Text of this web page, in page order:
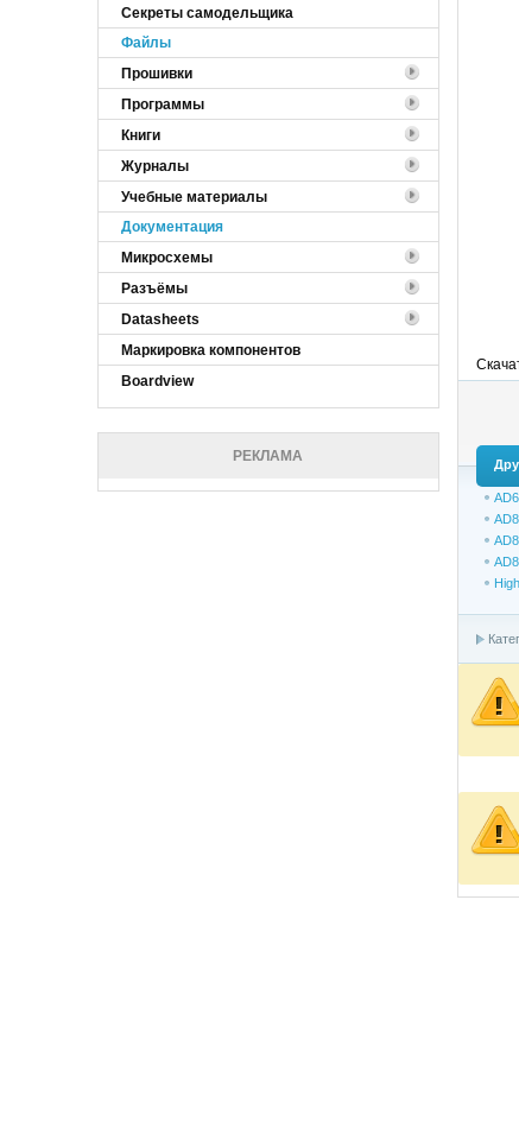
Секреты самодельщика
Файлы
Прошивки
Программы
Книги
Журналы
Учебные материалы
Документация
Микросхемы
Разъёмы
Datasheets
Маркировка компонентов
Boardview
РЕКЛАМА